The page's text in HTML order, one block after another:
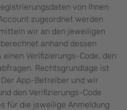
von Ihnen
zugeordnet werden
wir an den jeweiligen
anhand dessen
Verifizierungs-Code, den
Rechtsgrundlage ist
Der App-Betreiber und wir
den Verifizierungs-Code
für die jeweilige Anmeldung